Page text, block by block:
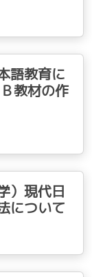
語教育に
教材の作
）現代日
について